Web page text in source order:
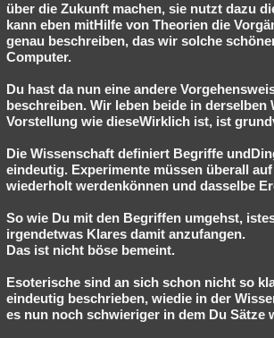
über die Zukunft machen, sie nutzt dazu
kann eben mitHilfe von Theorien die
genau beschreiben, das wir solche
Computer.
Du hast da nun eine andere
beschreiben. Wir leben beide in derselben
Vorstellung wie dieseWirklich ist, ist
Die Wissenschaft definiert Begriffe
eindeutig. Experimente müssen überall
wiederholt werdenkönnen und dasselbe
So wie Du mit den Begriffen umgehst,
irgendetwas Klares damit anzufangen.
Das ist nicht böse bemeint.
Esoterische sind an sich schon nicht so
eindeutig beschrieben, wiedie in der
es nun noch schwieriger in dem Du Sätze